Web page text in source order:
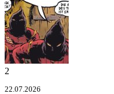
2
22.07.2026